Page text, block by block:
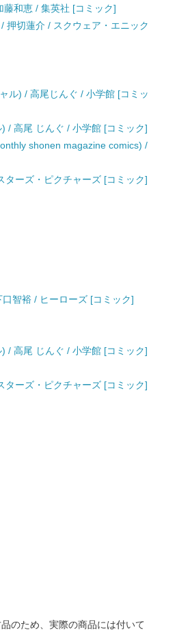
和恵 / 集英社 [コミック]
押切蓮介 / スクウェア・エニック
ル) / 高尾じんぐ / 小学館 [コミッ
/ 高尾 じんぐ / 小学館 [コミック]
shonen magazine comics) /
ーズ・ピクチャーズ [コミック]
智裕 / ヒーローズ [コミック]
/ 高尾 じんぐ / 小学館 [コミック]
ーズ・ピクチャーズ [コミック]
のため、実際の商品には付いて